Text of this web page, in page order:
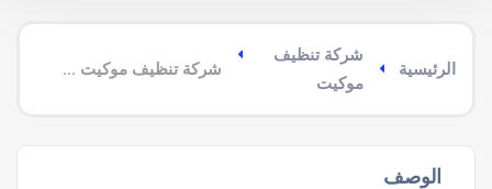
الرئيسية
شركة تنظيف
موكيت
شركة تنظيف موكيت شمال بيش
الوصف